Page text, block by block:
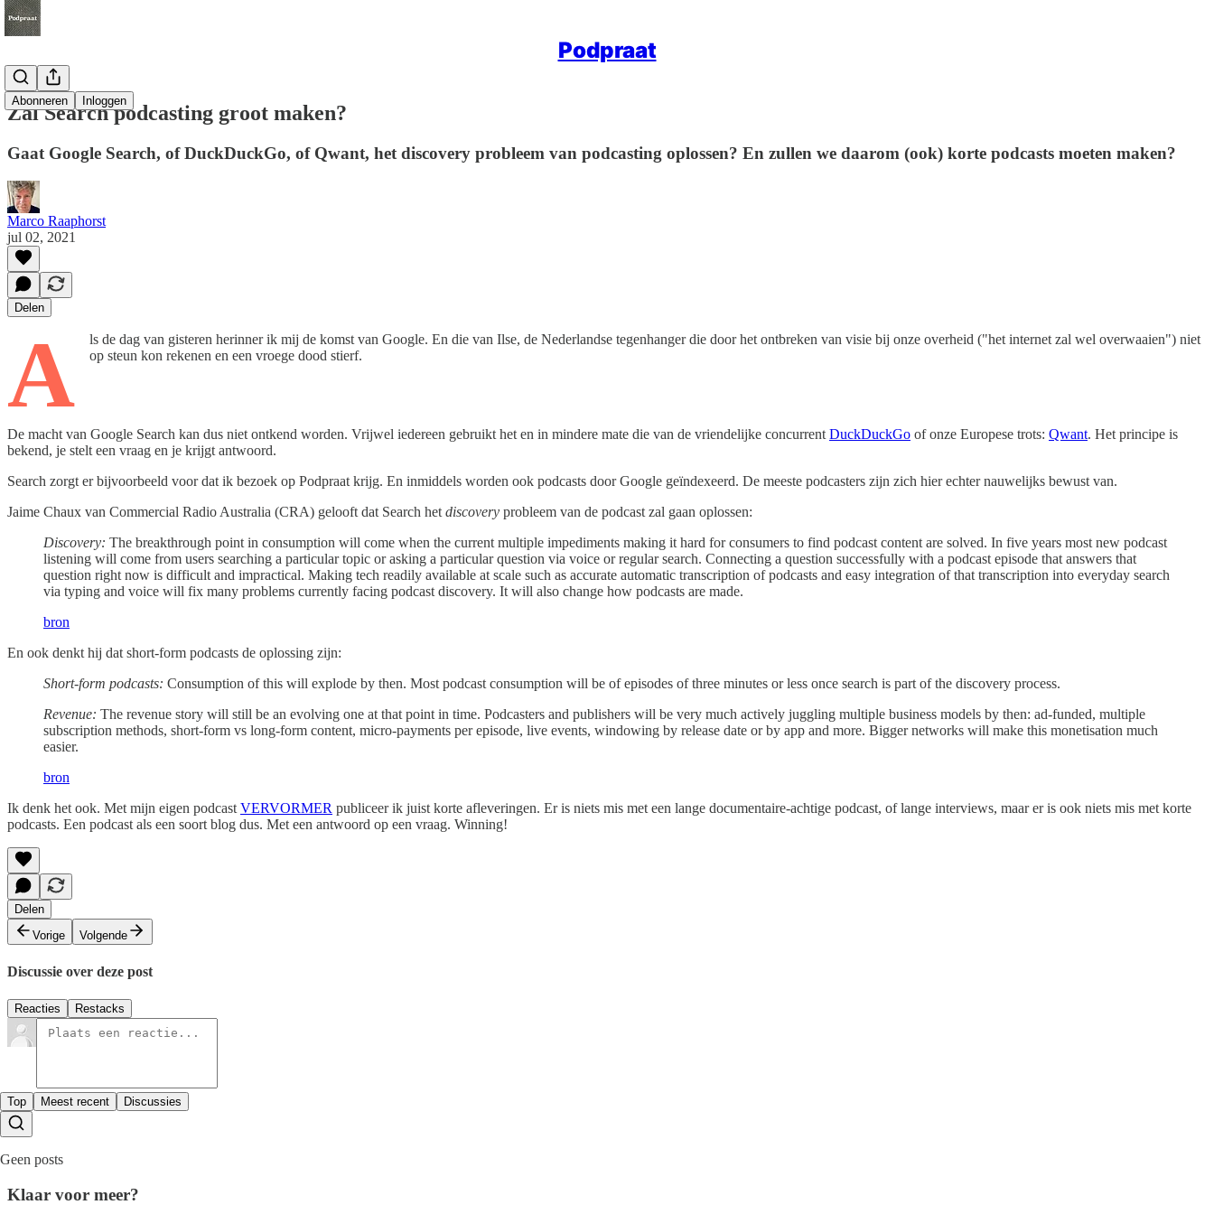
Podpraat
Abonneren Inloggen
Zal Search podcasting groot maken?
Gaat Google Search, of DuckDuckGo, of Qwant, het discovery probleem van podcasting oplossen? En zullen we daarom (ook) korte podcasts moeten maken?
Marco Raaphorst
jul 02, 2021
Delen
A
ls de dag van gisteren herinner ik mij de komst van Google. En die van Ilse, de Nederlandse tegenhanger die door het ontbreken van visie bij onze overheid ("het internet zal wel overwaaien") niet
op steun kon rekenen en een vroege dood stierf.
De macht van Google Search kan dus niet ontkend worden. Vrijwel iedereen gebruikt het en in mindere mate die van de vriendelijke concurrent DuckDuckGo of onze Europese trots: Qwant. Het principe is
bekend, je stelt een vraag en je krijgt antwoord.
Search zorgt er bijvoorbeeld voor dat ik bezoek op Podpraat krijg. En inmiddels worden ook podcasts door Google geïndexeerd. De meeste podcasters zijn zich hier echter nauwelijks bewust van.
Jaime Chaux van Commercial Radio Australia (CRA) gelooft dat Search het discovery probleem van de podcast zal gaan oplossen:
Discovery: The breakthrough point in consumption will come when the current multiple impediments making it hard for consumers to find podcast content are solved. In five years most new podcast
listening will come from users searching a particular topic or asking a particular question via voice or regular search. Connecting a question successfully with a podcast episode that answers that
question right now is difficult and impractical. Making tech readily available at scale such as accurate automatic transcription of podcasts and easy integration of that transcription into everyday search
via typing and voice will fix many problems currently facing podcast discovery. It will also change how podcasts are made.
bron
En ook denkt hij dat short-form podcasts de oplossing zijn:
Short-form podcasts: Consumption of this will explode by then. Most podcast consumption will be of episodes of three minutes or less once search is part of the discovery process.
Revenue: The revenue story will still be an evolving one at that point in time. Podcasters and publishers will be very much actively juggling multiple business models by then: ad-funded, multiple
subscription methods, short-form vs long-form content, micro-payments per episode, live events, windowing by release date or by app and more. Bigger networks will make this monetisation much
easier.
bron
Ik denk het ook. Met mijn eigen podcast VERVORMER publiceer ik juist korte afleveringen. Er is niets mis met een lange documentaire-achtige podcast, of lange interviews, maar er is ook niets mis met korte
podcasts. Een podcast als een soort blog dus. Met een antwoord op een vraag. Winning!
Delen
Vorige
Volgende
Discussie over deze post
Reacties Restacks
Top Meest recent Discussies
Geen posts
Klaar voor meer?